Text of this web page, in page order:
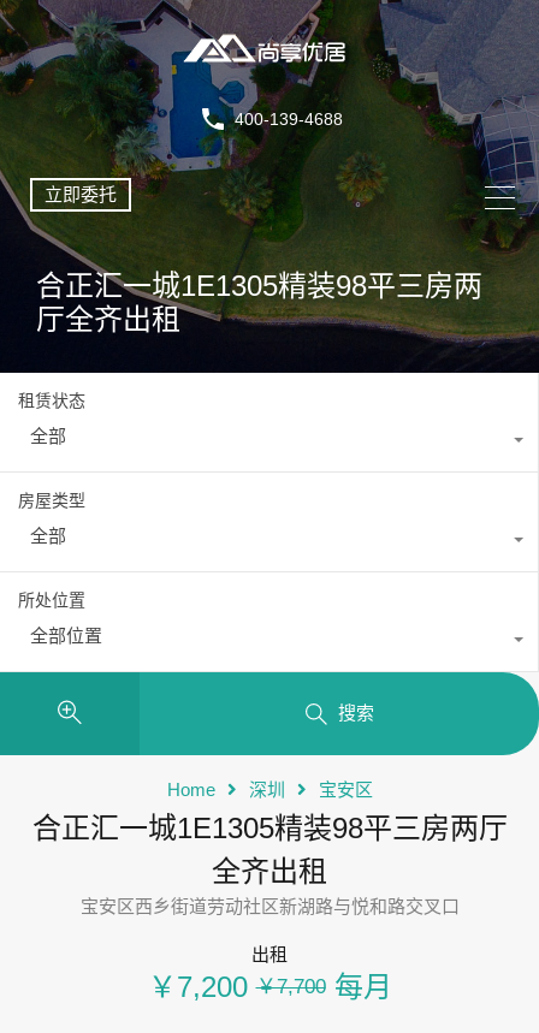
400-139-4688
立即委托
合正汇一城1E1305精装98平三房两
厅全齐出租
租赁状态
全部
房屋类型
全部
所处位置
全部位置
搜索
Home 深圳 宝安区
合正汇一城1E1305精装98平三房两厅
全齐出租
宝安区西乡街道劳动社区新湖路与悦和路交叉口
出租
￥7,200 ￥7,700每月